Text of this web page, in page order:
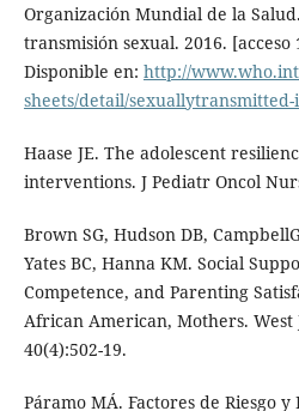
Organización Mundial de la
transmisión sexual. 2016. [acceso
Disponible en: http://
sheets/detail/sexuallytransmitted-
Haase JE. The adolescent
interventions. J Pediatr Oncol
Brown SG, Hudson DB,
Yates BC, Hanna KM. Social
Competence, and Parenting
African American, Mothers. West
40(4):502-19.
Páramo MÁ. Factores de Riesgo